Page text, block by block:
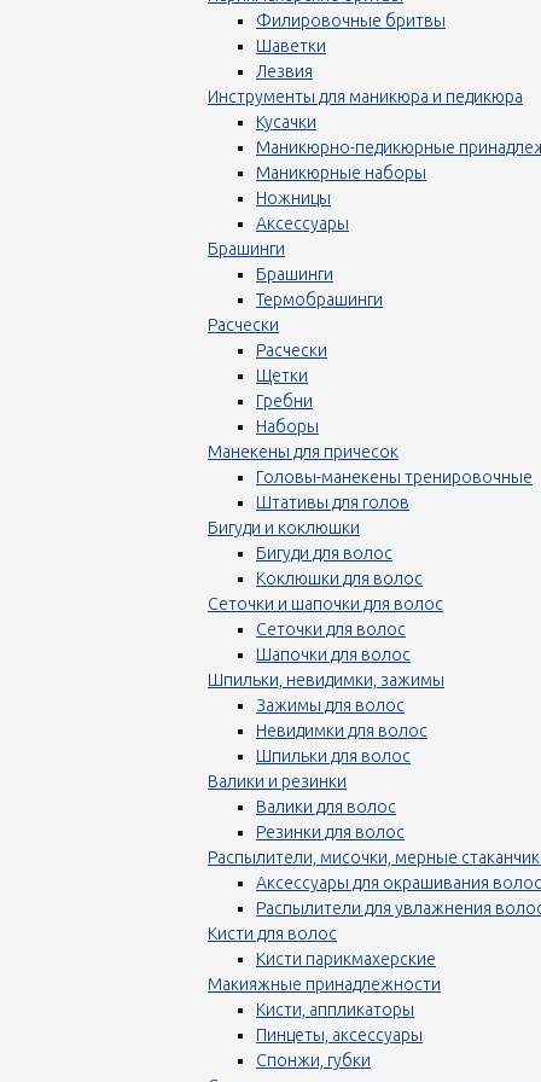
Филировочные бритвы
Шаветки
Лезвия
Инструменты для маникюра и педикюра
Кусачки
Маникюрно-педикюрные
Маникюрные наборы
Ножницы
Аксессуары
Брашинги
Брашинги
Термобрашинги
Расчески
Расчески
Щетки
Гребни
Наборы
Манекены для причесок
Головы-манекены тренировочные
Штативы для голов
Бигуди и коклюшки
Бигуди для волос
Коклюшки для волос
Сеточки и шапочки для волос
Сеточки для волос
Шапочки для волос
Шпильки, невидимки, зажимы
Зажимы для волос
Невидимки для волос
Шпильки для волос
Валики и резинки
Валики для волос
Резинки для волос
Распылители, мисочки, мерные
Аксессуары для окрашивания волос
Распылители для увлажнения
Кисти для волос
Кисти парикмахерские
Макияжные принадлежности
Кисти, аппликаторы
Пинцеты, аксессуары
Спонжи, губки